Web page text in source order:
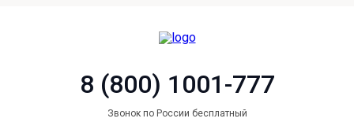
8 (800) 1001-777
Звонок по России бесплатный